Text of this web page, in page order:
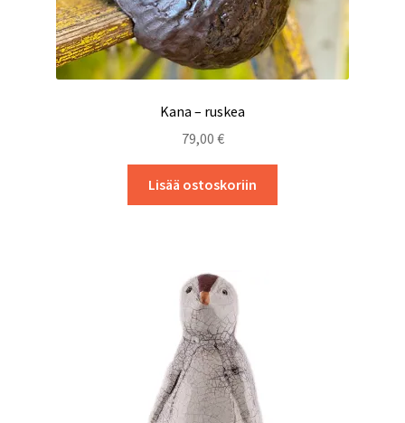
Kana – ruskea
79,00 €
Lisää ostoskoriin